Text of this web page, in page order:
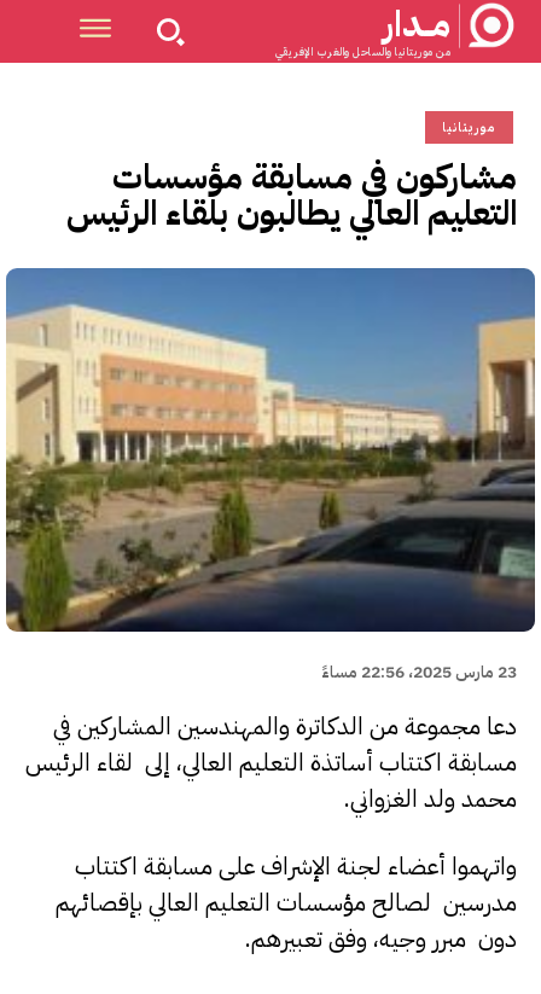
مــدار
من موريتانيا والساحل والغرب الإفريقي
موريتانيا
مشاركون في مسابقة مؤسسات
التعليم العالي يطالبون بلقاء الرئيس
23 مارس 2025، 22:56 مساءً
دعا مجموعة من الدكاترة والمهندسين المشاركين في
مسابقة اكتتاب أساتذة التعليم العالي، إلى لقاء الرئيس
محمد ولد الغزواني.
واتهموا أعضاء لجنة الإشراف على مسابقة اكتتاب
مدرسين لصالح مؤسسات التعليم العالي بإقصائهم
دون مبرر وجيه، وفق تعبيرهم.